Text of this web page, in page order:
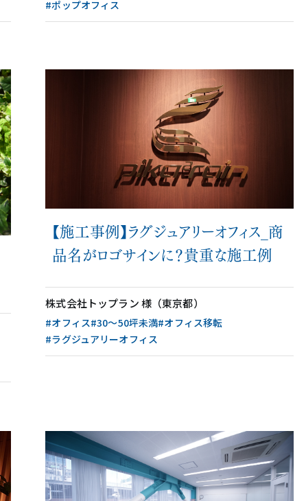
#ポップオフィス
【施工事例】ラグジュアリーオフィス_商
品名がロゴサインに？貴重な施工例
株式会社トップラン 様（東京都）
#オフィス#30〜50坪未満#オフィス移転
#ラグジュアリーオフィス